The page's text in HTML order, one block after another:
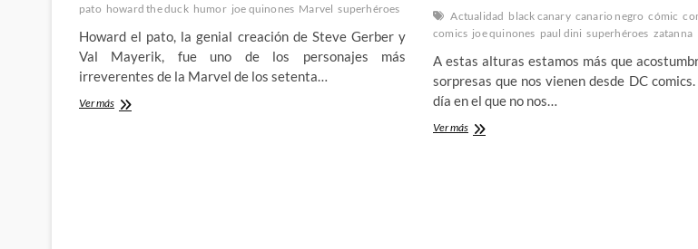
pato howard the duck humor joe quinones Marvel superhéroes
Howard el pato, la genial creación de Steve Gerber y
Val Mayerik, fue uno de los personajes más
irreverentes de la Marvel de los setenta…
Ver másHoward
Actualidad black canary canario negro cómic
comics joe quinones paul dini superhéroes zatanna
A estas alturas estamos más que
sorpresas que nos vienen desde DC
día en el que no nos…
Ver másBlack